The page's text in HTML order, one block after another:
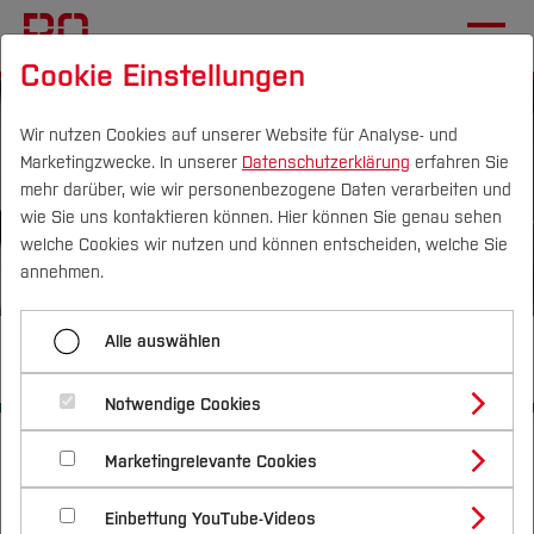
Campus Personen DE|EN Quicklinks
Studium
Studienangebote
Bachelorstudiengänge
Masterstudiengänge
Vor dem Studium
Bewerben & Einschreiben
Bewerbungsportal
Im Studium
Studienbüros und Prüfungen
Nach dem Studium
Forschung & Transfer
Profil
Forschungs- und Transferprofil
Schwerpunkte (FuT)
Beratung & Förderung
Nachhaltigkeit
Nachhaltigkeit studieren
International
Labor für Instrumentenprüfung
Startseite
[...] Geodäsie
Team und Labore
Einrichtungen
Labor für Instrumentenprüfung und
Cookie Einstellungen
Wir nutzen Cookies auf unserer Website für Analyse- und
Marketingzwecke. In unserer Datenschutzerklärung erfahren Sie
mehr darüber, wie wir personenbezogene Daten verarbeiten und
wie Sie uns kontaktieren können. Hier können Sie genau sehen
welche Cookies wir nutzen und können entscheiden, welche Sie
annehmen.
Alle auswählen
Notwendige Cookies
Marketingrelevante Cookies
Einbettung YouTube-Videos